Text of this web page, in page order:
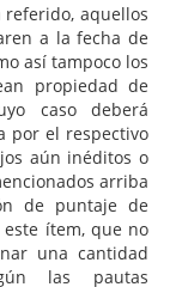
aquellos
a la fecha de
así tampoco los
propiedad de
caso deberá
por el respectivo
aún inéditos o
arriba
de puntaje de
ítem, que no
una cantidad
las pautas